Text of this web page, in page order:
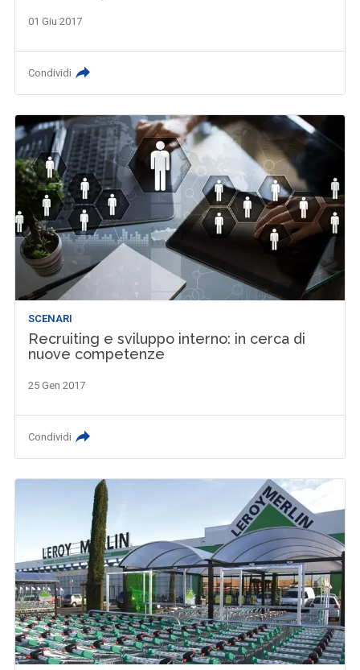
01 Giu 2017
Condividi
SCENARI
Recruiting e sviluppo interno: in cerca di
nuove competenze
25 Gen 2017
Condividi